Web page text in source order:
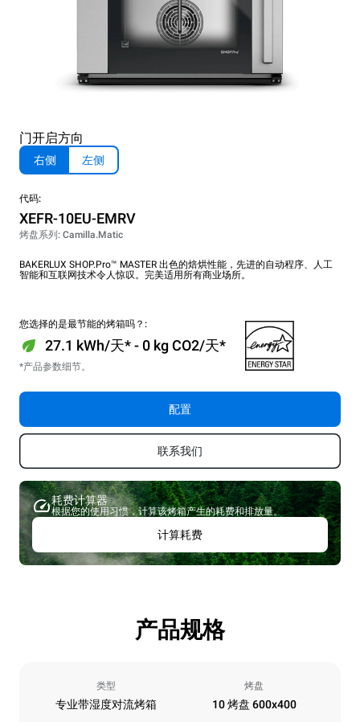
门开启方向
右侧 左侧
代码:
XEFR-10EU-EMRV
烤盘系列: Camilla.Matic
BAKERLUX SHOP.Pro™ MASTER 出色的焙烘性能，先进的自动程序、人工
智能和互联网技术令人惊叹。完美适用所有商业场所。
您选择的是最节能的烤箱吗？:
27.1 kWh/天* - 0 kg CO2/天*
*产品参数细节。
配置
联系我们
耗费计算器
根据您的使用习惯，计算该烤箱产生的耗费和排放量。
计算耗费
产品规格
类型
专业带湿度对流烤箱
烤盘
10 烤盘 600x400